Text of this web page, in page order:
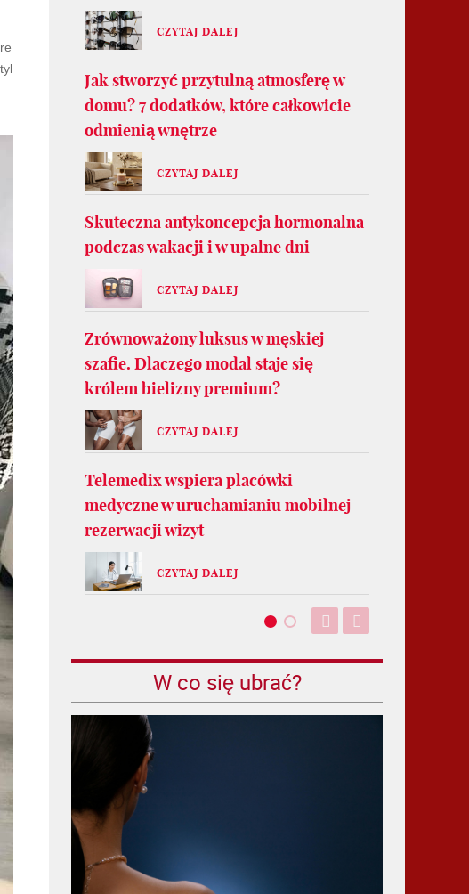
CZYTAJ DALEJ
Jak stworzyć przytulną atmosferę w
domu? 7 dodatków, które całkowicie
odmienią wnętrze
CZYTAJ DALEJ
Skuteczna antykoncepcja hormonalna
podczas wakacji i w upalne dni
CZYTAJ DALEJ
Zrównoważony luksus w męskiej
szafie. Dlaczego modal staje się
królem bielizny premium?
CZYTAJ DALEJ
Telemedix wspiera placówki
medyczne w uruchamianiu mobilnej
rezerwacji wizyt
CZYTAJ DALEJ
W co się ubrać?